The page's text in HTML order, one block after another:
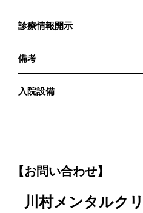
診療情報開示
備考
入院設備
【お問い合わせ】
川村メンタルク